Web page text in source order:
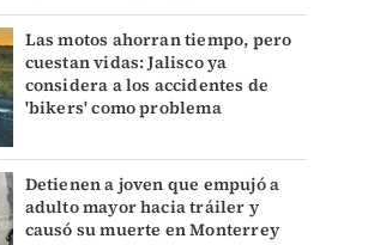
Las motos ahorran tiempo, pero
cuestan vidas: Jalisco ya
considera a los accidentes de
'bikers' como problema
Detienen a joven que empujó a
adulto mayor hacia tráiler y
causó su muerte en Monterrey